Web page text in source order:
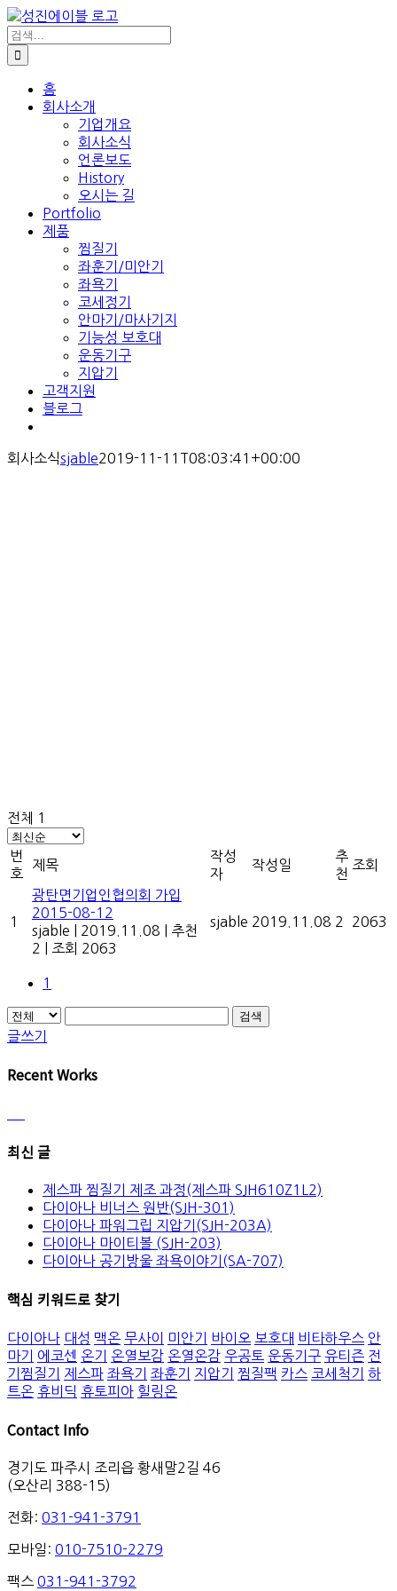
콘
텐
츠
로
검
색:
홈
회사소개
기업개요
회사소식
언론보도
History
오시는 길
Portfolio
제품
찜질기
좌훈기/미안기
좌욕기
코세정기
안마기/마사기지
기능성 보호대
운동기구
지압기
고객지원
블로그
회사소식sjable2019-11-11T08:03:41+00:00
전체 1
번
호
제목
작성
자
작성일
추
천
조회
1
광탄면기업인협의회 가입
2015-08-12
sjable
2019.11.08
추천
2
조회 2063
sjable 2019.11.08 2 2063
1
검색
글쓰기
Recent Works
최신 글
제스파 찜질기 제조 과정(제스파 SJH610Z1L2)
다이아나 비너스 원반(SJH-301)
다이아나 파워그립 지압기(SJH-203A)
다이아나 마이티볼 (SJH-203)
다이아나 공기방울 좌욕이야기(SA-707)
핵심 키워드로 찾기
다이아나 대성 맥온 무사이 미안기 바이오 보호대 비타하우스 안
마기
에코센 온기 온열보감 온열온감 우공토 운동기구 유티즌 전
기찜질기
제스파 좌욕기 좌훈기 지압기 찜질팩 카스 코세척기
하
트온 휴비딕 휴토피아 힐링온
Contact Info
경기도 파주시 조리읍 황새말2길 46
(오산리 388-15)
전화: 031-941-3791
모바일: 010-7510-2279
팩스 031-941-3792